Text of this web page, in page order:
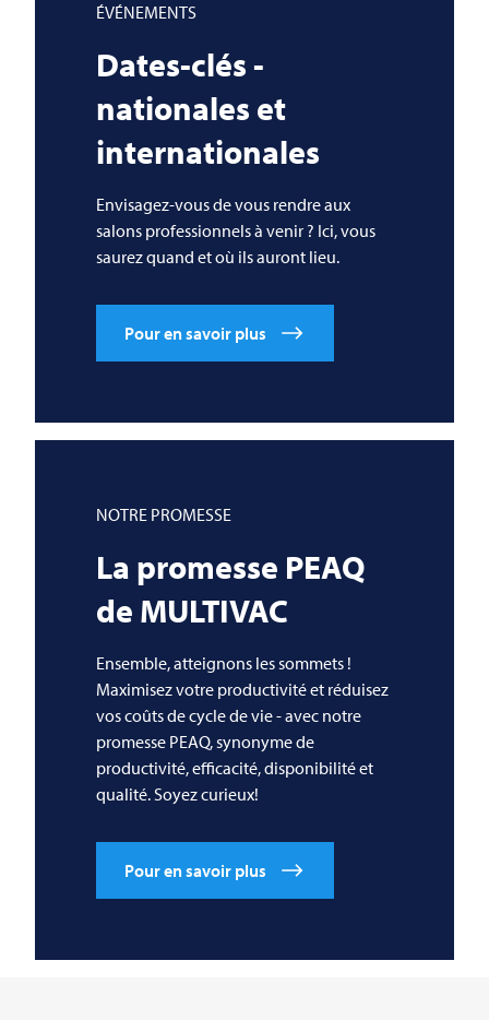
ÉVÉNEMENTS
Dates-clés -
nationales et
internationales
Envisagez-vous de vous rendre aux
salons professionnels à venir ? Ici, vous
saurez quand et où ils auront lieu.
Pour en savoir plus
NOTRE PROMESSE
La promesse PEAQ
de MULTIVAC
Ensemble, atteignons les sommets !
Maximisez votre productivité et réduisez
vos coûts de cycle de vie - avec notre
promesse PEAQ, synonyme de
productivité, efficacité, disponibilité et
qualité. Soyez curieux!
Pour en savoir plus